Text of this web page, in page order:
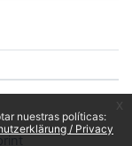
nuestras políticas:
/ Privacy